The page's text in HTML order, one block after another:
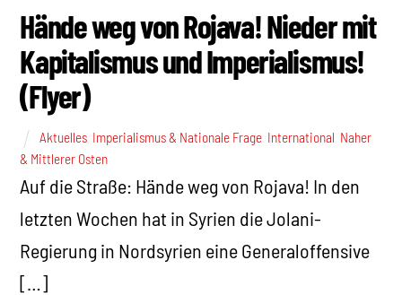
Hände weg von Rojava! Nieder mit
Kapitalismus und Imperialismus!
(Flyer)
Aktuelles Imperialismus & Nationale Frage International Naher
& Mittlerer Osten
Auf die Straße: Hände weg von Rojava! In den
letzten Wochen hat in Syrien die Jolani-
Regierung in Nordsyrien eine Generaloffensive
[…]